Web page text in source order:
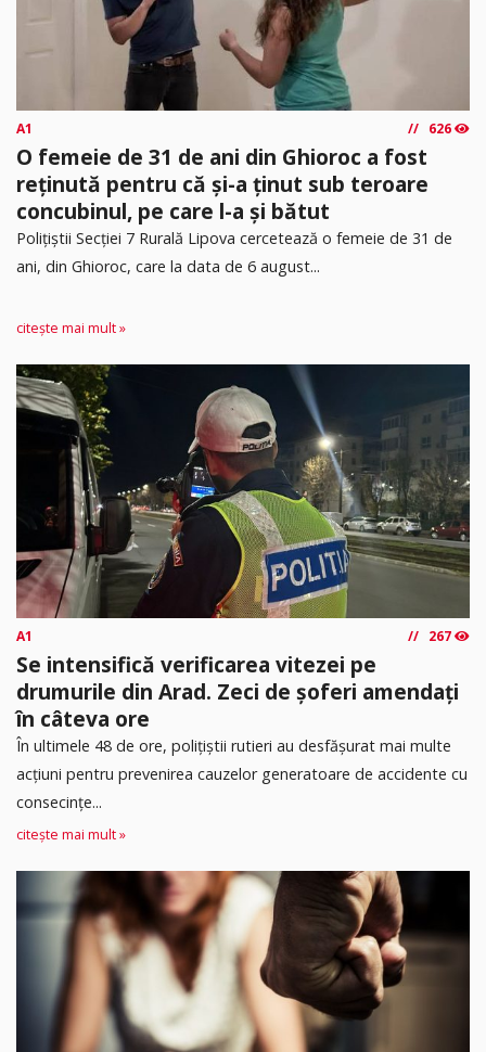
A1 626
O femeie de 31 de ani din Ghioroc a fost
reținută pentru că și-a ținut sub teroare
concubinul, pe care l-a și bătut
​Polițiștii Secției 7 Rurală Lipova cercetează o femeie de 31 de
ani, din Ghioroc, care la data de 6 august...
citește mai mult »
A1 267
Se intensifică verificarea vitezei pe
drumurile din Arad. Zeci de șoferi amendați
în câteva ore
În ultimele 48 de ore, polițiștii rutieri au desfășurat mai multe
acțiuni pentru prevenirea cauzelor generatoare de accidente cu
consecințe...
citește mai mult »